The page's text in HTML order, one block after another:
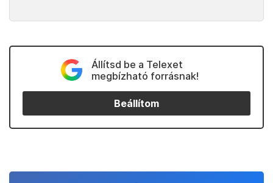
Állítsd be a Telexet
megbízható forrásnak!
Beállítom